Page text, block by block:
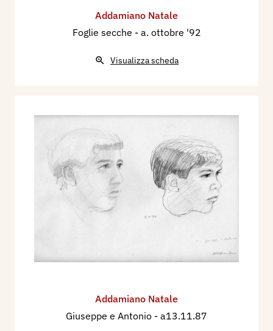
Addamiano Natale
Foglie secche - a. ottobre '92
Visualizza scheda
Addamiano Natale
Giuseppe e Antonio - a13.11.87